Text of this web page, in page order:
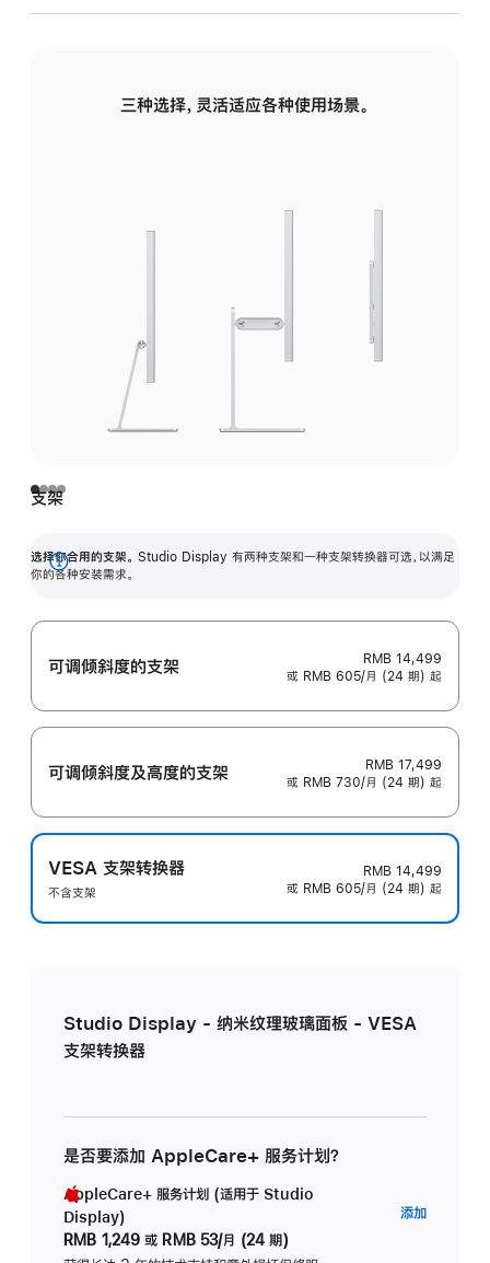
三种选择，灵活适应各种使用场景。
支架
选择你合用的支架。 Studio Display 有两种支架和一种支架转换器可选，以满足
你的各种安装需求。
展
可调倾斜度的支架
RMB 14,499
或 RMB 605/月 (24 期) 起
可调倾斜度及高‍度的支‍架
RMB 17,499
或 RMB 730/月 (24 期) 起
VESA 支架转换器
不含支架
RMB 14,499
或 RMB 605/月 (24 期) 起
Studio Display - 纳米纹理玻璃面板 - VESA
支架转换器
是否要添加 AppleCare+ 服务计划？
AppleCare+ 服务计划 (适用于 Studio
Display)
RMB 1,249 或 RMB 53/月 (24 期)
添加